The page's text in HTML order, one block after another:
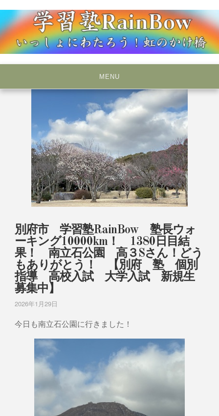
to
content
学習塾RainBow
MENU
別府市 学習塾RainBow 塾長ウォ
ーキング10000km！ 1380日目結
果！ 南立石公園 高３Sさん！どう
もありがとう！ 【別府 塾 個別
指導 高校入試 大学入試 新規生
募集中】
2026年1月29日
今日も南立石公園に行きました！